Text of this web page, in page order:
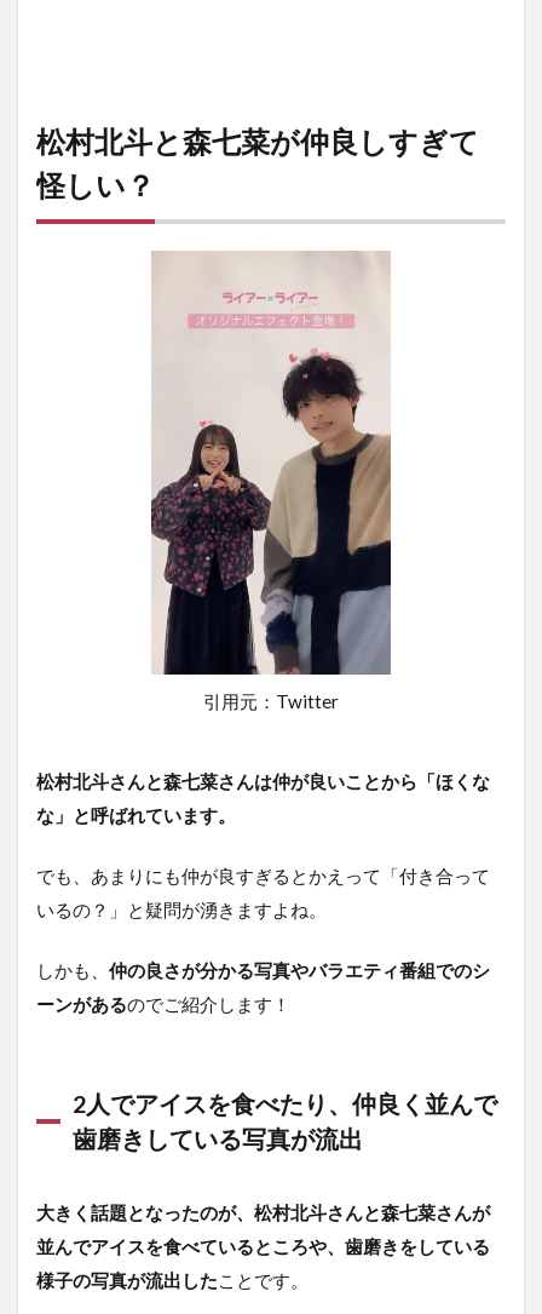
松村北斗と森七菜が仲良しすぎて
怪しい？
引用元：Twitter
松村北斗さんと森七菜さんは仲が良いことから「ほくな
な」と呼ばれています。
でも、あまりにも仲が良すぎるとかえって「付き合って
いるの？」と疑問が湧きますよね。
しかも、 仲の良さが分かる写真やバラエティ番組でのシ
ーンがあるのでご紹介します！
2人でアイスを食べたり、仲良く並んで
歯磨きしている写真が流出
大きく話題となったのが、松村北斗さんと森七菜さんが
並んでアイスを食べているところや、歯磨きをしている
様子の写真が流出した ことです。